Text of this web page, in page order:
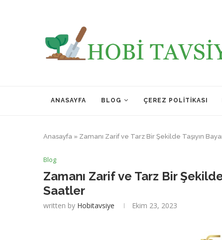
ANASAYFA BLOG ÇEREZ POLITIKASI
Anasayfa » Zamanı Zarif ve Tarz Bir Şekilde Taşıyın
Blog
Zamanı Zarif ve Tarz Bir
Saatler
written by Hobitavsiye Ekim 23, 2023